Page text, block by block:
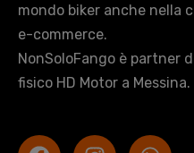
mondo biker anche nella
e-commerce.
NonSoloFango è partner
fisico HD Motor a Messina.